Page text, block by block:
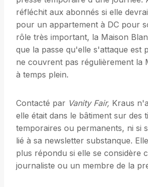
réfléchit aux abonnés si elle
pour un appartement à DC pour
rôle très important, la Maison
que la passe qu'elle s'attaque est
ne couvrent pas régulièrement la
à temps plein.
Contacté par Vanity Fair, Kraus
elle était dans le bâtiment sur des
temporaires ou permanents, ni si
lié à sa newsletter substanque.
plus répondu si elle se considère
journaliste ou un membre de la